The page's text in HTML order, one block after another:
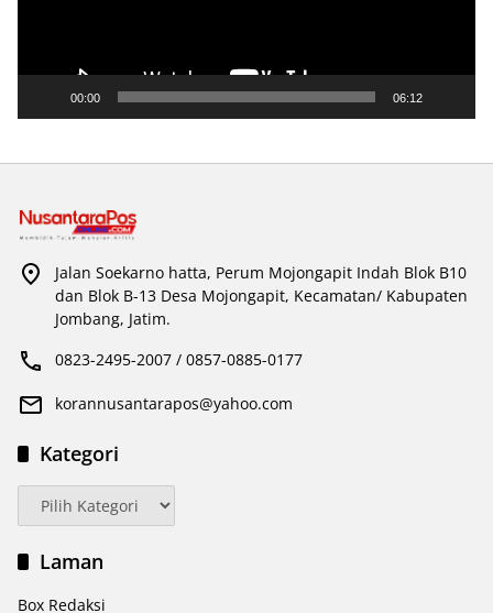
00:00 06:12
Jalan Soekarno hatta, Perum Mojongapit Indah Blok B10
dan Blok B-13 Desa Mojongapit, Kecamatan/ Kabupaten
Jombang, Jatim.
0823-2495-2007 / 0857-0885-0177
korannusantarapos@yahoo.com
Kategori
Kategori
Laman
Box Redaksi